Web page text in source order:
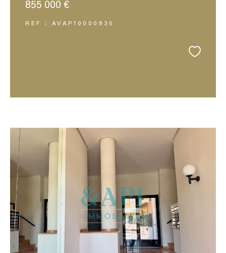
855 000 €
REF : AVAP10000835